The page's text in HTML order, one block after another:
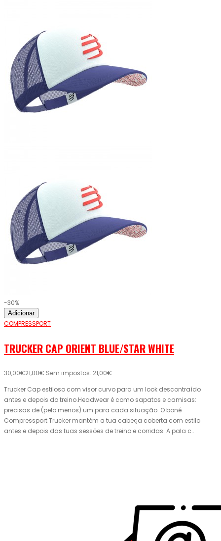
-30%
Adicionar
COMPRESSPORT
TRUCKER CAP ORIENT BLUE/STAR WHITE
30,00€21,00€ Sem impostos: 21,00€
Trucker Cap estiloso com visor curvo para um look descontraído
antes e depois do treino.Headwear é como sapatos e camisas:
precisas de (pelo menos) um para cada situação. O boné
Compressport Trucker mantém a tua cabeça coberta com estilo
antes e depois das tuas sessões de treino e corridas. A pala c..